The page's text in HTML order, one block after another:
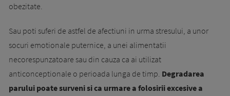
obezitate.
Sau poti suferi de astfel de afectiuni in urma stresului, a unor
socuri emotionale puternice, a unei alimentatii
necorespunzatoare sau din cau­­za ca ai utilizat
anticonceptionale o perioa­da lunga de timp. Degradarea
parului poate surveni si ca urmare a folosirii excesive a